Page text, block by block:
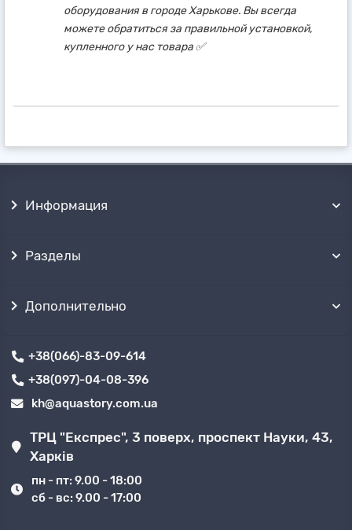
оборудования в городе Харькове. Вы всегда
можете обратиться за правильной установкой,
купленного у нас товара ✅
Информация
Разделы
Дополнительно
+38(066)-83-09-614
+38(097)-04-08-396
kh@aquastory.com.ua
ТРЦ "Експрес", 3 поверх, проспект Науки, 43,
Харків
пн - пт: 9.00 - 18:00
сб - вс: 9.00 - 17:00